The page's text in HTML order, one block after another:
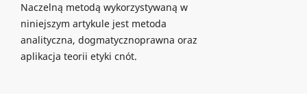
Naczelną metodą wykorzystywaną w
niniejszym artykule jest metoda
analityczna, dogmatycznoprawna oraz
aplikacja teorii etyki cnót.